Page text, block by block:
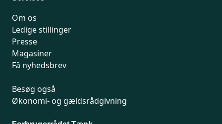
Om os
Ledige stillinger
Presse
Magasiner
Få nyhedsbrev
Besøg også
Økonomi- og gældsrådgivning